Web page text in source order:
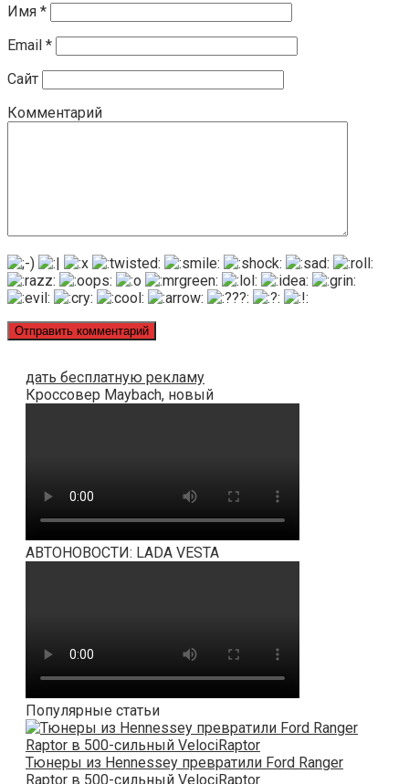
Имя *
Email *
Сайт
Комментарий
дать бесплатную рекламу
Кроссовер Maybach, новый
АВТОНОВОСТИ: LADA VESTA
Популярные статьи
Тюнеры из Hennessey превратили Ford Ranger
Raptor в 500-сильный VelociRaptor